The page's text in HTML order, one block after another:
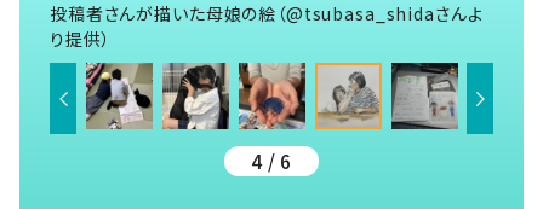
投稿者さんが描いた母娘の絵（@tsubasa_shidaさんよ
り提供）
4 / 6